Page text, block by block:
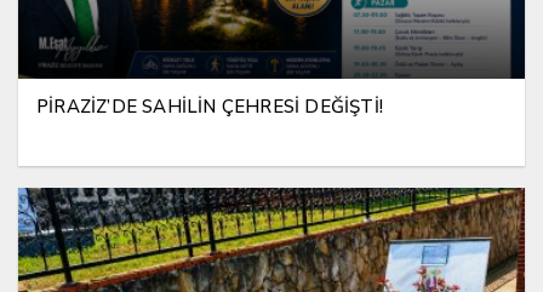
PİRAZİZ’DE SAHİLİN ÇEHRESİ DEĞİŞTİ!